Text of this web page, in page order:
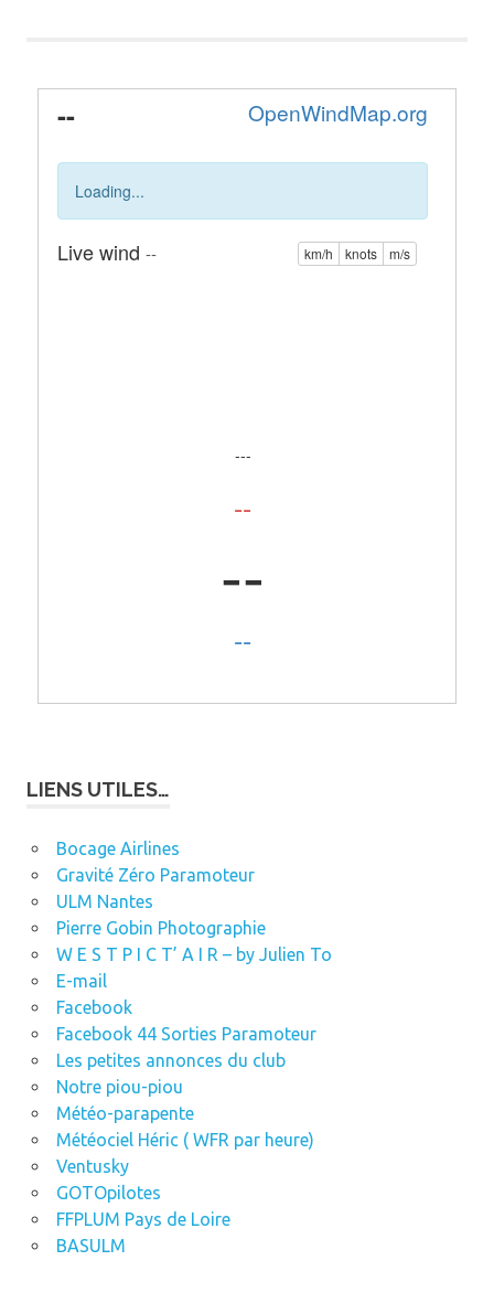
LIENS UTILES…
Bocage Airlines
Gravité Zéro Paramoteur
ULM Nantes
Pierre Gobin Photographie
W E S T P I C T’ A I R – by Julien To
E-mail
Facebook
Facebook 44 Sorties Paramoteur
Les petites annonces du club
Notre piou-piou
Météo-parapente
Météociel Héric ( WFR par heure)
Ventusky
GOTOpilotes
FFPLUM Pays de Loire
BASULM